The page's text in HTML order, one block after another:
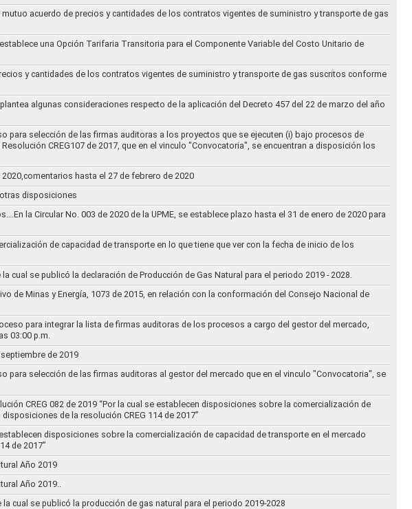
acuerdo de precios y cantidades de los contratos vigentes de suministro y transporte de gas
una Opción Tarifaria Transitoria para el Componente Variable del Costo Unitario de
y cantidades de los contratos vigentes de suministro y transporte de gas suscritos conforme
algunas consideraciones respecto de la aplicación del Decreto 457 del 22 de marzo del año
para selección de las firmas auditoras a los proyectos que se ejecuten (i) bajo procesos de
CREG107 de 2017, que en el vinculo "Convocatoria", se encuentran a disposición los
hasta el 27 de febrero de 2020
disposiciones
la Circular No. 003 de 2020 de la UPME, se establece plazo hasta el 31 de enero de 2020 para
de capacidad de transporte en lo que tiene que ver con la fecha de inicio de los
cual se publicó la declaración de Producción de Gas Natural para el periodo 2019 - 2028.
de Minas y Energía, 1073 de 2015, en relación con la conformación del Consejo Nacional de
para integrar la lista de firmas auditoras de los procesos a cargo del gestor del mercado,
03:00 p.m.
de 2019
para selección de las firmas auditoras al gestor del mercado que en el vinculo "Convocatoria", se
CREG 082 de 2019 “Por la cual se establecen disposiciones sobre la comercialización de
de la resolución CREG 114 de 2017”
disposiciones sobre la comercialización de capacidad de transporte en el mercado
de 2017”
Año 2019
Año 2019..
cual se publicó la producción de gas natural para el periodo 2019-2028